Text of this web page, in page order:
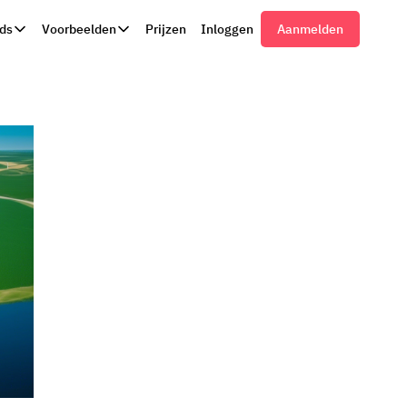
Voorbeelden Prijzen Inloggen Aanmelden